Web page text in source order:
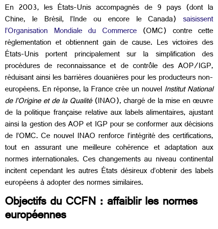
En 2003, les États-Unis accompagnés de 9 pays (dont la
Chine, le Brésil, l’Inde ou encore le Canada) saisissent
l’Organisation Mondiale du Commerce(OMC) contre cette
réglementation et obtiennent gain de cause. Les victoires des
États-Unis portent principalement sur la simplification des
procédures de reconnaissance et de contrôle des AOP/IGP,
réduisant ainsi les barrières douanières pour les producteurs non-
européens. En réponse, la France crée un nouvelInstitut National
de l’Origine et de la Qualité(INAO), chargé de la mise en œuvre
de la politique française relative aux labels alimentaires, ajustant
ainsi la gestion des AOP et IGP pour se conformer aux décisions
de l’OMC. Ce nouvel INAO renforce l’intégrité des certifications,
tout en assurant une meilleure cohérence et adaptation aux
normes internationales. Ces changements au niveau continental
incitent cependant les autres États désireux d’obtenir des labels
européens à adopter des normes similaires.
Objectifs duCCFN : affaiblir les normes
européennes